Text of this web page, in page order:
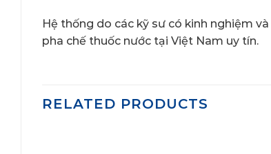
Hệ thống do các kỹ sư có kinh nghiệm
pha chế thuốc nước tại Việt Nam uy tín.
RELATED PRODUCTS